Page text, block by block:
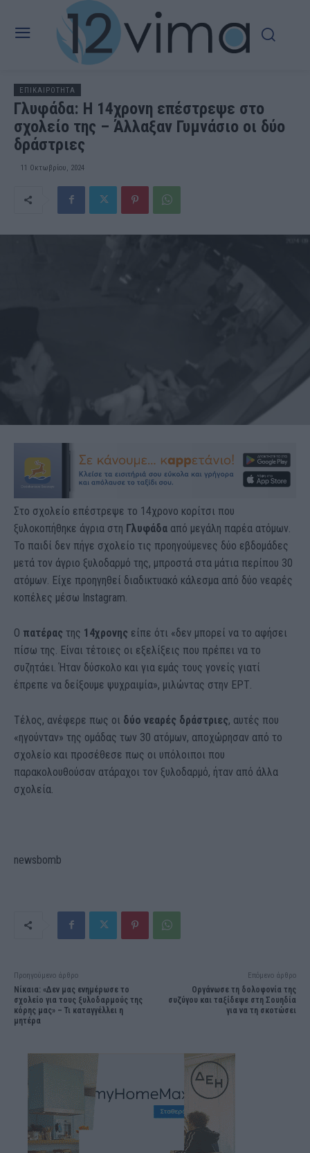
ΕΠΙΚΑΙΡΟΤΗΤΑ
Γλυφάδα: Η 14χρονη επέστρεψε στο
σχολείο της – Άλλαξαν Γυμνάσιο οι δύο
δράστριες
11 Οκτωβρίου, 2024
Στο σχολείο επέστρεψε το 14χρονο κορίτσι που
ξυλοκοπήθηκε άγρια στη Γλυφάδα από μεγάλη παρέα ατόμων.
Το παιδί δεν πήγε σχολείο τις προηγούμενες δύο εβδομάδες
μετά τον άγριο ξυλοδαρμό της, μπροστά στα μάτια περίπου 30
ατόμων. Είχε προηγηθεί διαδικτυακό κάλεσμα από δύο νεαρές
κοπέλες μέσω Instagram.
Ο πατέρας της 14χρονης είπε ότι «δεν μπορεί να το αφήσει
πίσω της. Είναι τέτοιες οι εξελίξεις που πρέπει να το
συζητάει. Ήταν δύσκολο και για εμάς τους γονείς γιατί
έπρεπε να δείξουμε ψυχραιμία», μιλώντας στην ΕΡΤ.
Τέλος, ανέφερε πως οι δύο νεαρές δράστριες, αυτές που
«ηγούνταν» της ομάδας των 30 ατόμων, αποχώρησαν από το
σχολείο και προσέθεσε πως οι υπόλοιποι που
παρακολουθούσαν ατάραχοι τον ξυλοδαρμό, ήταν από άλλα
σχολεία.
newsbomb
Προηγούμενο άρθρο
Νίκαια: «Δεν μας ενημέρωσε το
σχολείο για τους ξυλοδαρμούς της
κόρης μας» – Τι καταγγέλλει η
μητέρα
Επόμενο άρθρο
Οργάνωσε τη δολοφονία της
συζύγου και ταξίδεψε στη Σουηδία
για να τη σκοτώσει